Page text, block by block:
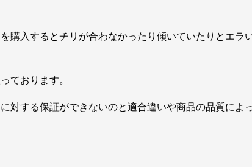
購入するとチリが合わなかったり傾いていたりとエラ
ております。
対する保証ができないのと適合違いや商品の品質によ